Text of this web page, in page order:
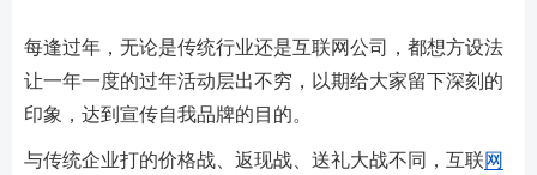
每逢过年，无论是传统行业还是互联网公司，都想方设法
让一年一度的过年活动层出不穷，以期给大家留下深刻的
印象，达到宣传自我品牌的目的。
与传统企业打的价格战、返现战、送礼大战不同，互联网